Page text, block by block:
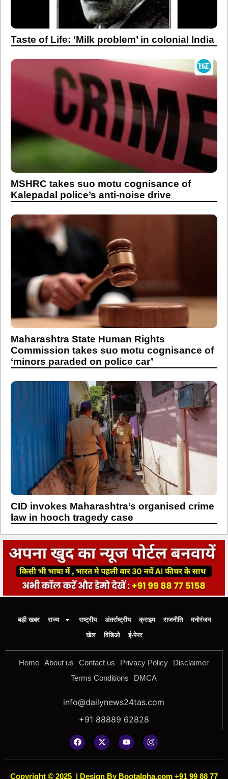
Taste of Life: ‘Milk problem’ in colonial India
MSHRC takes suo motu cognisance of
Kalepadal police’s anti-noise drive
Maharashtra State Human Rights
Commission takes suo motu cognisance of
‘minors paraded on police car’
CID invokes Maharashtra’s organised crime
law in hooch tragedy case
बड़ी खबर राज्य राष्ट्रीय अंतर्राष्ट्रीय क्राइम राजनीति
मनोरंजन
खेल
विडिओ ई-पेपर
Home About us Contact us Privacy Policy
Disclaimer
Terms Conditions
DMCA
info@dailynews24tas.com
+91 88889 62828
Copyright © 2025 | Design By Bootalpha.com +91 99 88 77